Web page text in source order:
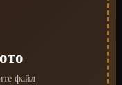
файл